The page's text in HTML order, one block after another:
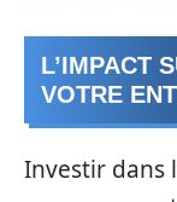
L’IMPACT
VOTRE
Investir dans